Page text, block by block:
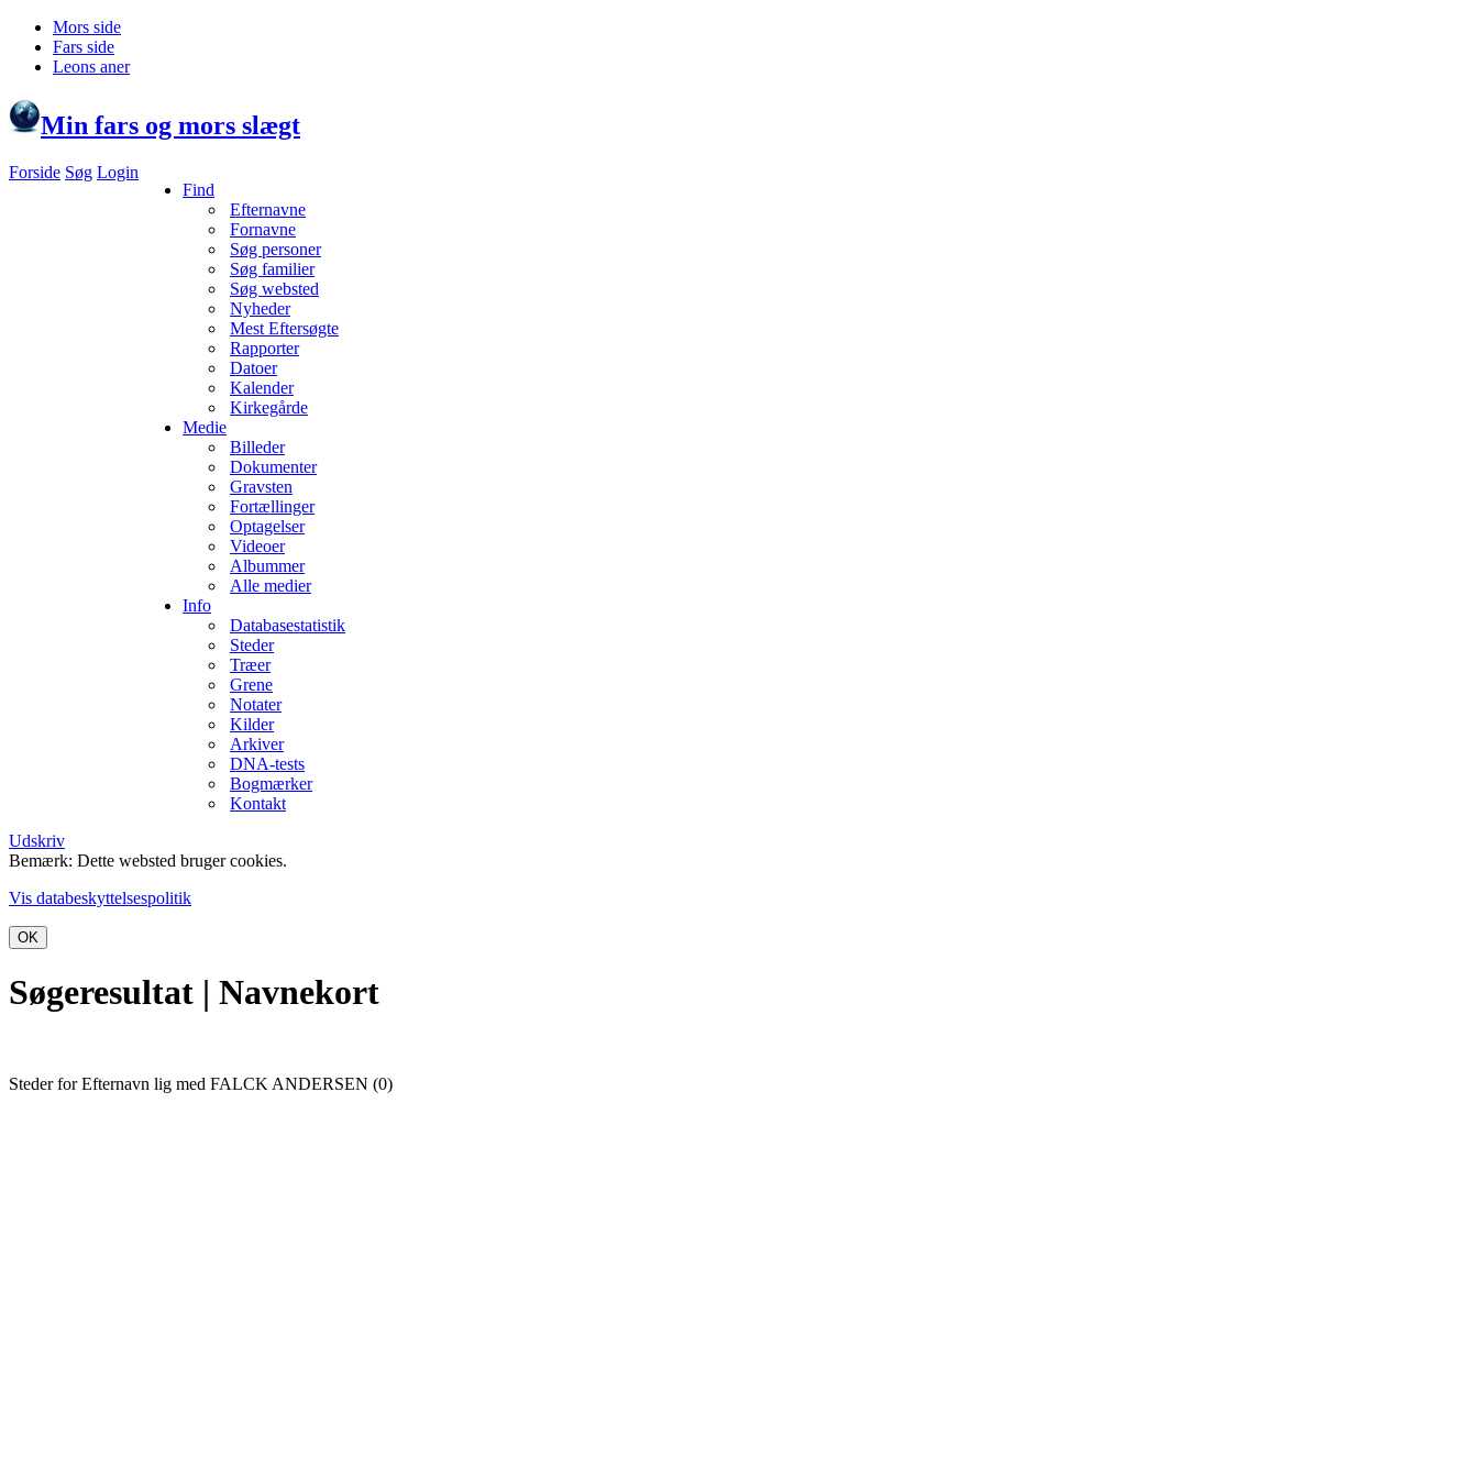
Mors side
Fars side
Leons aner
Min fars og mors slægt
Forside Søg Login
Find
Efternavne
Fornavne
Søg personer
Søg familier
Søg websted
Nyheder
Mest Eftersøgte
Rapporter
Datoer
Kalender
Kirkegårde
Medie
Billeder
Dokumenter
Gravsten
Fortællinger
Optagelser
Videoer
Albummer
Alle medier
Info
Databasestatistik
Steder
Træer
Grene
Notater
Kilder
Arkiver
DNA-tests
Bogmærker
Kontakt
Udskriv
Bemærk: Dette websted bruger cookies.
Vis databeskyttelsespolitik
OK
Søgeresultat | Navnekort
Steder for Efternavn lig med FALCK ANDERSEN (0)